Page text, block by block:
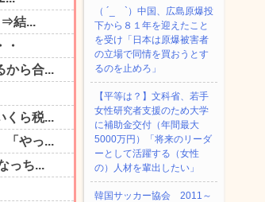
（ ´_ゝ`）中国、広島原爆投
下から８１年を迎えたこと
を受け「日本は原爆被害者
の立場で同情を買おうとす
るのを止めろ」
【平等は？】文科省、若手
女性研究者支援のため大学
に補助金交付（年間最大
5000万円）「将来のリーダ
ーとして活躍する（女性
の）人材を輩出したい」
韓国サッカー協会 2011～